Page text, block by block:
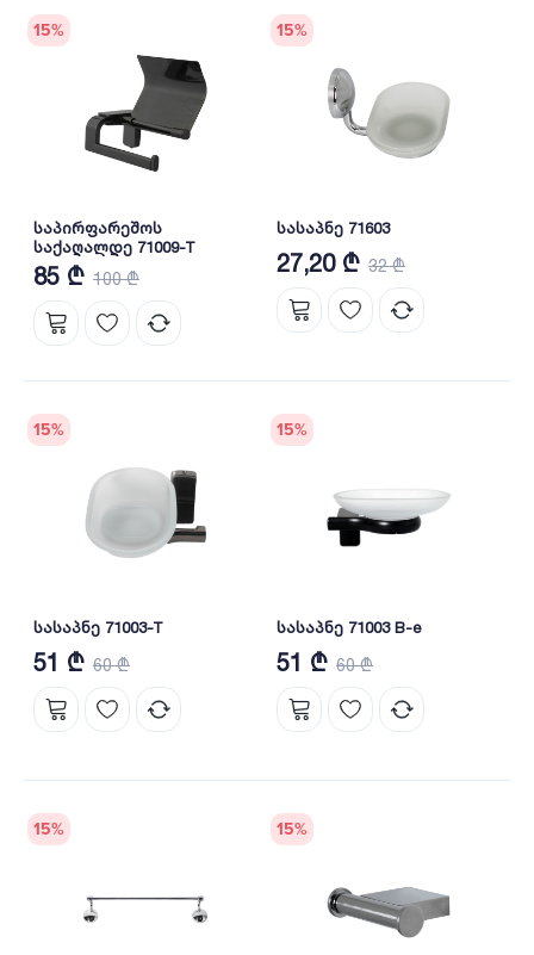
15%
საპირფარეშოს
საქაღალდე 71009-T
85 ₾ 100 ₾
15%
სასაპნე 71603
27,20 ₾ 32 ₾
15%
სასაპნე 71003-T
51 ₾ 60 ₾
15%
სასაპნე 71003 B-e
51 ₾ 60 ₾
15% 15%